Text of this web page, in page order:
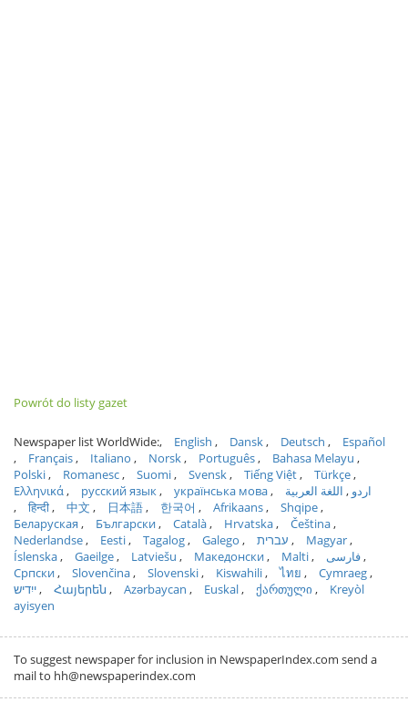
Powrót do listy gazet
Newspaper list WorldWide: English Dansk Deutsch
Español
Français
Italiano Norsk Português
Bahasa Melayu
Polski
Romanesc Suomi Svensk Tiếng Việt
Türkçe
Ελληνικά
русский язык українська мова اردو
اللغة العربية
हिन्दी
中文 日本語 한국어 Afrikaans
Shqipe
Беларуская
Български Català Hrvatska
Čeština
Nederlandse
Eesti Tagalog Galego עברית
Magyar
Íslenska
Gaeilge Latviešu Македонски Malti
فارسی
Српски
Slovenčina Slovenski Kiswahili ไทย
Cymraeg
ייִדיש
Հայերեն Azərbaycan Euskal ქართული
Kreyòl
ayisyen
To suggest newspaper for inclusion in NewspaperIndex.com send a
mail to hh@newspaperindex.com